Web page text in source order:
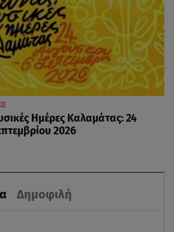
Δημοφιλή
Ημέρες Καλαμάτας: 24
2026